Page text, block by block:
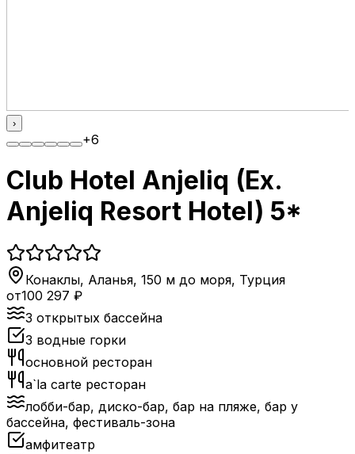
›
+6
Club Hotel Anjeliq (Ex.
Anjeliq Resort Hotel) 5*
Конаклы, Аланья, 150 м до моря, Турция
от100 297 ₽
3 открытых бассейна
3 водные горки
основной ресторан
a`la carte ресторан
лобби-бар, диско-бар, бар на пляже, бар у
бассейна, фестиваль-зона
амфитеатр